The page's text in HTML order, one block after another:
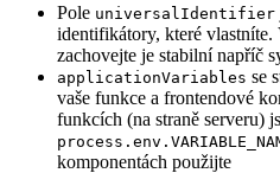
Pole universalIdentifier
identifikátory, které vlastníte.
zachovejte je stabilní napříč
applicationVariables se
vaše funkce a frontendové
funkcích (na straně serveru)
komponentách použijte